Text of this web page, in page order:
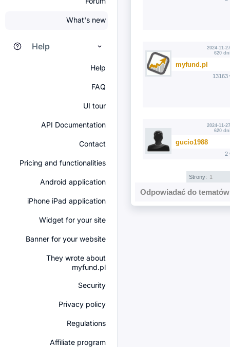
What's new
Help
Help
FAQ
UI tour
API Documentation
Contact
Pricing and functionalities
Android application
iPhone iPad application
Widget for your site
Banner for your website
They wrote about
myfund.pl
Security
Privacy policy
Regulations
Affiliate program
2024-11-
620
myfund.pl
13163
2024-11-
620
gucio1988
2
Strony: 1
Odpowiadać do